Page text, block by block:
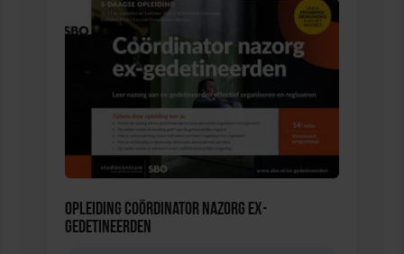
Opleiding Coördinator nazorg ex-
gedetineerden